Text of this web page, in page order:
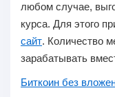
любом случае,
курса. Для этого
сайт. Количество
зарабатывать
Биткоин без